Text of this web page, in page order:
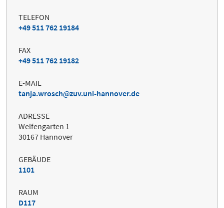
TELEFON
+49 511 762 19184
FAX
+49 511 762 19182
E-MAIL
tanja.wrosch
zuv.uni-hannover.de
ADRESSE
Welfengarten 1
30167 Hannover
GEBÄUDE
1101
RAUM
D117